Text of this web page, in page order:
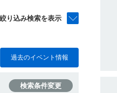
絞り込み検索を表示
過去のイベント情報
検索条件変更